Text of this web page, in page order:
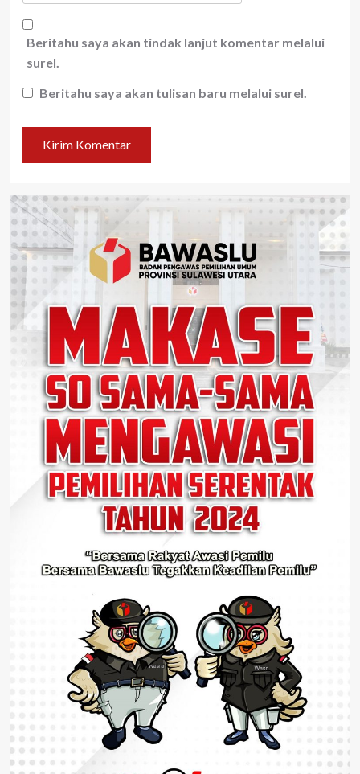
Beritahu saya akan tindak lanjut komentar melalui
surel.
Beritahu saya akan tulisan baru melalui surel.